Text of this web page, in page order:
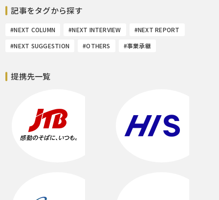
記事をタグから探す
#NEXT COLUMN #NEXT INTERVIEW
#NEXT REPORT
#NEXT SUGGESTION
#OTHERS #事業承継
提携先一覧